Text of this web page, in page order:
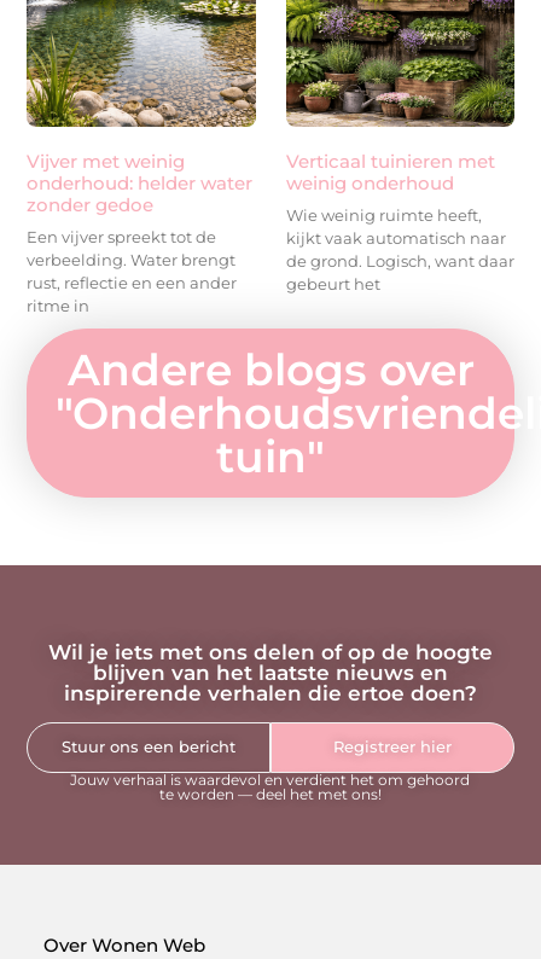
Vijver met weinig
onderhoud: helder water
zonder gedoe
Een vijver spreekt tot de
verbeelding. Water brengt
rust, reflectie en een ander
ritme in
Verticaal tuinieren met
weinig onderhoud
Wie weinig ruimte heeft,
kijkt vaak automatisch naar
de grond. Logisch, want daar
gebeurt het
Andere blogs over
"
tuin"
Wil je iets met ons delen of op de hoogte
blijven van het laatste nieuws en
inspirerende verhalen die ertoe doen?
Stuur ons een bericht
Registreer hier
Jouw verhaal is waardevol en verdient het om gehoord
te worden — deel het met ons!
Over Wonen Web